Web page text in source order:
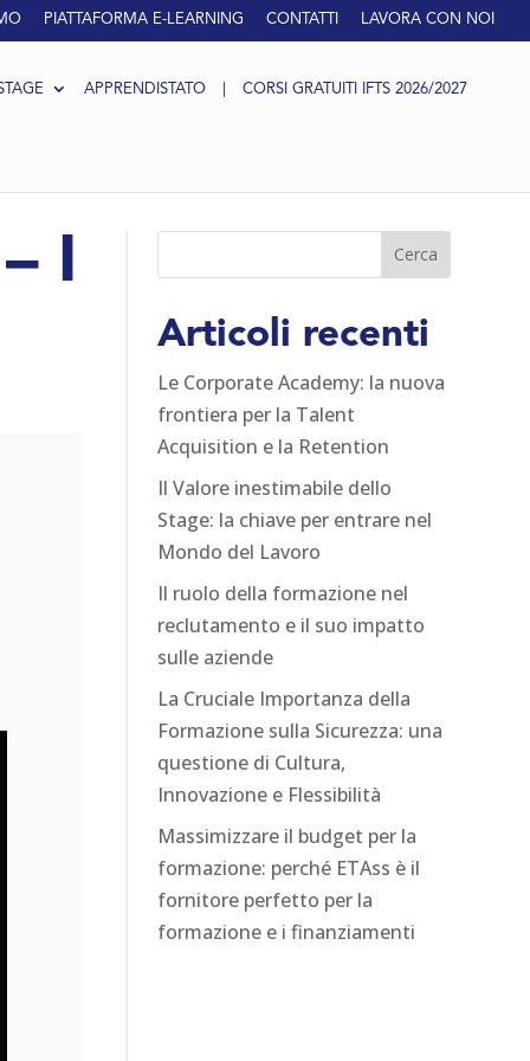
PIATTAFORMA E-LEARNING CONTATTI LAVORA CON NOI
APPRENDISTATO CORSI GRATUITI IFTS 2026/2027
I
Articoli recenti
Le Corporate Academy: la nuova
frontiera per la Talent
Acquisition e la Retention
Il Valore inestimabile dello
Stage: la chiave per entrare nel
Mondo del Lavoro
Il ruolo della formazione nel
reclutamento e il suo impatto
sulle aziende
La Cruciale Importanza della
Formazione sulla Sicurezza: una
questione di Cultura,
Innovazione e Flessibilità
Massimizzare il budget per la
formazione: perché ETAss è il
fornitore perfetto per la
formazione e i finanziamenti